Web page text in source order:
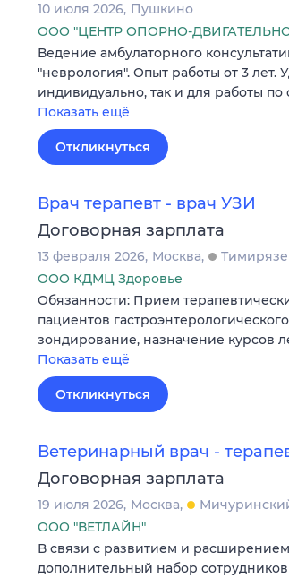
10 июля 2026 Пушкино
ООО "ЦЕНТР ОПОРНО-
Ведение амбулаторного
"неврология". Опыт работы от 3 лет.
индивидуально, так и для работы по
Показать ещё
Откликнуться
Врач терапевт - врач УЗИ
Договорная зарплата
13 февраля 2026 Москва
ООО КДМЦ Здоровье
Обязанности: Прием
пациентов
зондирование, назначение курсов
Показать ещё
Откликнуться
Ветеринарный врач -
Договорная зарплата
19 июля 2026 Москва
ООО "ВЕТЛАЙН"
В связи с развитием и
дополнительный набор